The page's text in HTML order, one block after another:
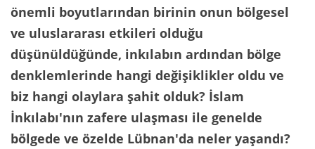
önemli boyutlarından birinin onun bölgesel
ve uluslararası etkileri olduğu
düşünüldüğünde, inkılabın ardından bölge
denklemlerinde hangi değişiklikler oldu ve
biz hangi olaylara şahit olduk? İslam
İnkılabı'nın zafere ulaşması ile genelde
bölgede ve özelde Lübnan'da neler yaşandı?